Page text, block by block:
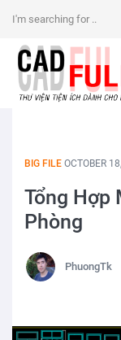
BIG FILE OCTOBER
Tổng Hợp
Phòng
PhuongTk